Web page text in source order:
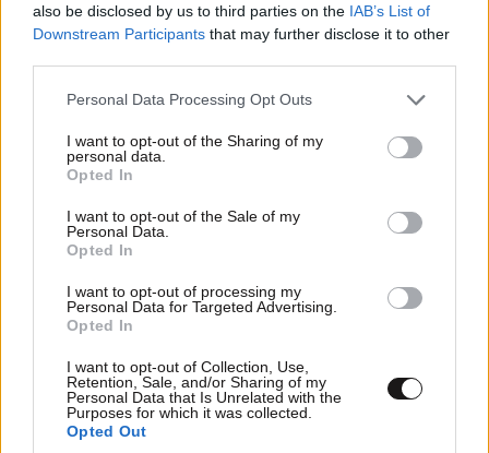
also be disclosed by us to third parties on the IAB’s List of
Downstream Participants that may further disclose it to other
Please note that this website/app uses one or more Google
not limited to your visit or usage behaviour. You may click to
grant or deny consent to Google and its third-party tags to
use your data for below specified purposes in below Google
consent section.
Personal Data Processing Opt Outs
I want to opt-out of the Sharing of my
personal data.
Opted In
I want to opt-out of the Sale of my
Personal Data.
Opted In
I want to opt-out of processing my
Personal Data for Targeted Advertising.
Opted In
I want to opt-out of Collection, Use,
Retention, Sale, and/or Sharing of my
Personal Data that Is Unrelated with the
Purposes for which it was collected.
Opted Out
«όχημα» τη ρήτρα διαφυγής
Σήμερα η δεύτερη πληρωμή των δικαιούχων του
Λογαριασμού Αγροτικής Εστίας